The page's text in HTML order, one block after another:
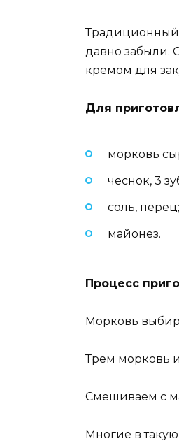
Традиционный
давно забыли.
кремом для
Для
морковь
чеснок, 3
соль, перец;
майонез.
Процесс
Морковь
Трем морковь
Смешиваем с
Многие в